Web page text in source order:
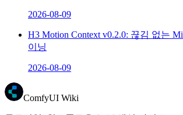
2026-08-09
H3 Motion Context v0.2.0: 끊김 없는
이닝
2026-08-09
ComfyUI Wiki